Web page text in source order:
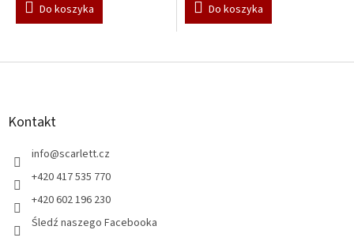
Do koszyka Do koszyka
S
Kontakt
info@scarlett.cz
+420 417 535 770
+420 602 196 230
Śledź naszego Facebooka